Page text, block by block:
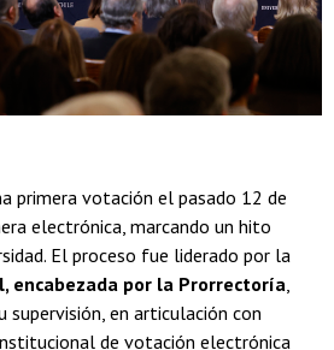
primera votación el pasado 12 de
electrónica, marcando un hito
El proceso fue liderado por la
encabezada por la Prorrectoría,
supervisión, en articulación con
de votación electrónica